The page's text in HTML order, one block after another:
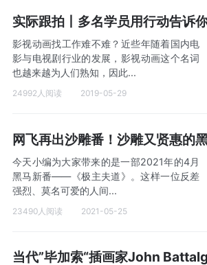
影视动画找工作难不难？近些年随着国内电
影与电视剧行业的发展，影视动画这个名词
也越来越为人们熟知，因此...
24992人阅读 2019-05-29
今天小编为大家带来的是一部2021年的4月
黑马新番——《极主夫道》。这样一位反差
强烈、莫名可爱的人间...
23490人阅读 2021-05-25